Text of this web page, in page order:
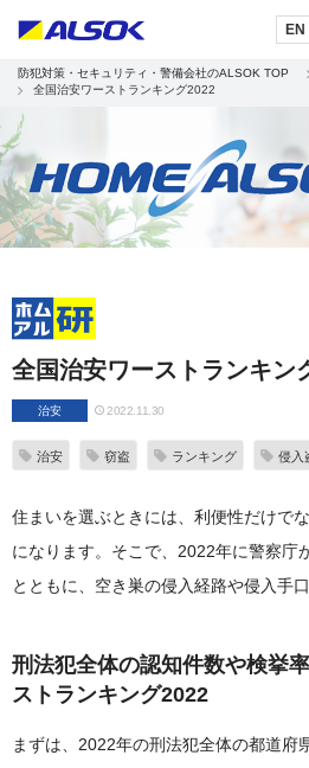
EN
防犯対策・セキュリティ・警備会社のALSOK TOP
全国治安ワーストランキング2022
全国治安ワーストランキン
治安 2022.11.30
治安 窃盗 ランキング 侵入
住まいを選ぶときには、利便性だけで
になります。そこで、2022年に警察庁
とともに、空き巣の侵入経路や侵入手
刑法犯全体の認知件数や検挙
ストランキング2022
まずは、2022年の刑法犯全体の都道府